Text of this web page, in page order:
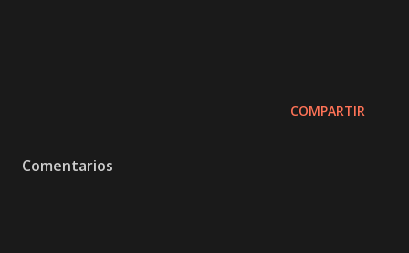
COMPARTIR
Comentarios